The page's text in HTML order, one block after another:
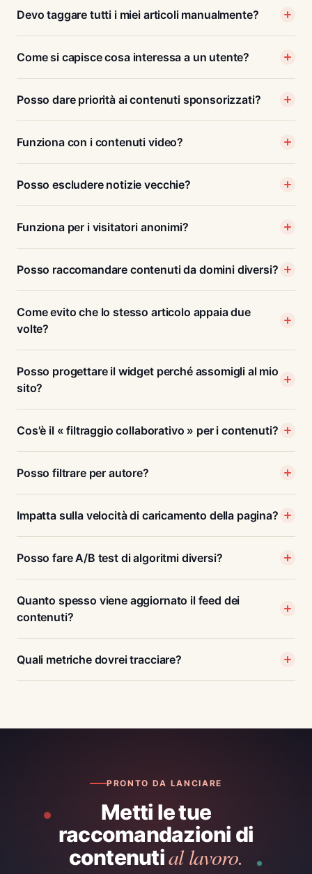
Devo taggare tutti i miei articoli manualmente?
Come si capisce cosa interessa a un utente?
Posso dare priorità ai contenuti sponsorizzati?
Funziona con i contenuti video?
Posso escludere notizie vecchie?
Funziona per i visitatori anonimi?
Posso raccomandare contenuti da domini diversi?
Come evito che lo stesso articolo appaia due
volte?
Posso progettare il widget perché assomigli al mio
sito?
Cos'è il « filtraggio collaborativo » per i contenuti?
Posso filtrare per autore?
Impatta sulla velocità di caricamento della pagina?
Posso fare A/B test di algoritmi diversi?
Quanto spesso viene aggiornato il feed dei
contenuti?
Quali metriche dovrei tracciare?
PRONTO DA LANCIARE
Metti le tue
raccomandazioni di
contenutial lavoro.